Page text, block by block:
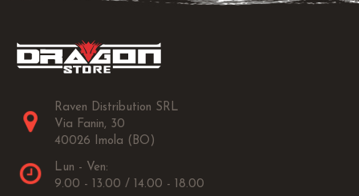
Raven Distribution SRL
Via Fanin, 30
40026 Imola (BO)
Lun - Ven:
9.00 - 13.00 / 14.00 - 18.00